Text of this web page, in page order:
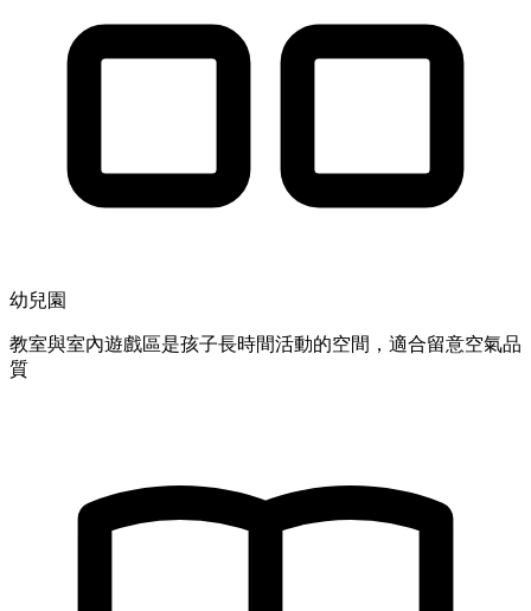
幼兒園
教室與室內遊戲區是孩子長時間活動的空間，適合留意空氣品
質